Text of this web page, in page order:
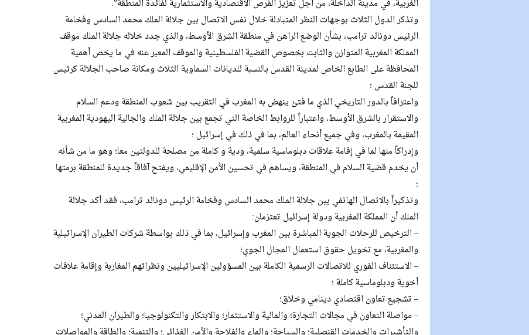
الغربية، في مدينة الداخلة، من أجل تعزيز الفرص الاقتصادية والاستثمارية لفائدة المنطقة”.
وتذكر الدول الثلاث بوجهات النظر المتبادلة خلال نفس الاتصال بين جلالة الملك محمد السادس وفخامة
الرئيس دونالد ترامب، بشأن الوضع الراهن في منطقة الشرق الأوسط، والذي جدد خلاله جلالة الملك موقف
المملكة المغربية المتوازن والثابت بخصوص القضية الفلسطينية والموقف المعبر عنه في ما يخص أهمية
المحافظة على الطابع الخاص لمدينة القدس بالنسبة للديانات السماوية الثلاث ومكانة صاحب الجلالة كرئيس
للجنة القدس ؛
واعترافاً بالدور التاريخي الذي ما فتئ ينهض به المغرب في التقريب بين شعوب المنطقة ودعم السلام
والاستقرار بالشرق الأوسط، واعتباراً للروابط الخاصة التي تجمع بين جلالة الملك والجالية اليهودية المغربية
المقيمة بالمغرب، وفي جميع أنحاء العالم، بما في ذلك في إسرائيل ؛
وإدراكاً منها لما في إقامة علاقات دبلوماسية سلمية، ودية و كاملة من مصلحة للدولتين معا؛ وهو ما من شأنه
أن يخدم قضية السلام في المنطقة، ويساهم في تحسين الأمن الإقليمي، ويفتح آفاقاً جديدة للمنطقة برمتها
؛
وتذكيراً بالاتصال الهاتفي بين جلالة الملك محمد السادس وفخامة الرئيس دونالد ترامب، فقد أكد جلالة
الملك أن المملكة المغربية ودولة إسرائيل تعتزمان:
– الترخيص للرحلات الجوية المباشرة بين المغرب وإسرائيل، بما في ذلك بواسطة شركات الطيران الإسرائيلية
والمغربية، مع تخويل حقوق استعمال المجال الجوي؛
– الاستئناف الفوري للاتصالات الرسمية الكاملة بين المسؤولين الإسرائيليين ونظرائهم المغاربة وإقامة علاقات
أخوية ودبلوماسية كاملة ؛
– تشجيع تعاون اقتصادي دينامي وخلاق؛
– مواصلة التعاون في مجالات التجارة؛ والمالية والاستثمار؛ والابتكار والتكنولوجيا؛ والطيران المدني؛